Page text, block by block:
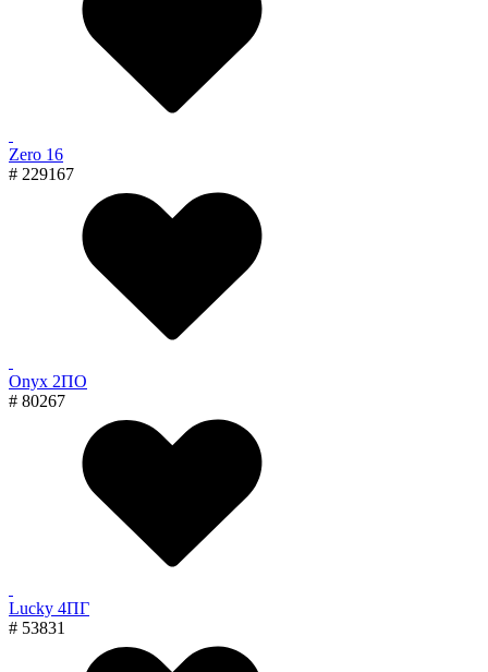
Zero 16
# 229167
Onyx 2ПО
# 80267
Lucky 4ПГ
# 53831